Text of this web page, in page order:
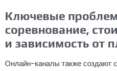
Ключевые
соревнование,
и зависимость от
Онлайн-каналы также создают